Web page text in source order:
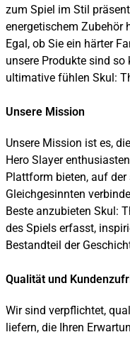
zum Spiel im Stil
energetischem Zubehör
Egal, ob Sie ein härter
unsere Produkte sind
ultimative fühlen Skul:
Unsere Mission
Unsere Mission ist es,
Hero Slayer
Plattform bieten, auf
Gleichgesinnten
Beste anzubieten Skul:
des Spiels erfasst,
Bestandteil der
Qualität und
Wir sind verpflichtet,
liefern, die Ihren